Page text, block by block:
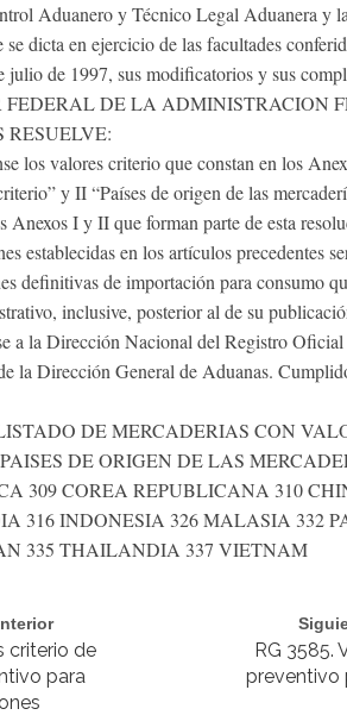
Aduanero y Técnico Legal Aduanera y
se dicta en ejercicio de las facultades
de 1997, sus modificatorios y sus
DE LA ADMINISTRACION
RESUELVE:
los valores criterio que constan en los
y II “Países de origen de las
I y II que forman parte de esta
establecidas en los artículos precedentes
definitivas de importación para consumo
inclusive, posterior al de su
a la Dirección Nacional del Registro
la Dirección General de Aduanas.
DE MERCADERIAS CON
DE ORIGEN DE LAS
309 COREA REPUBLICANA 310
316 INDONESIA 326 MALASIA 332
335 THAILANDIA 337 VIETNAM
criterio de
para
RG 3585.
preventivo